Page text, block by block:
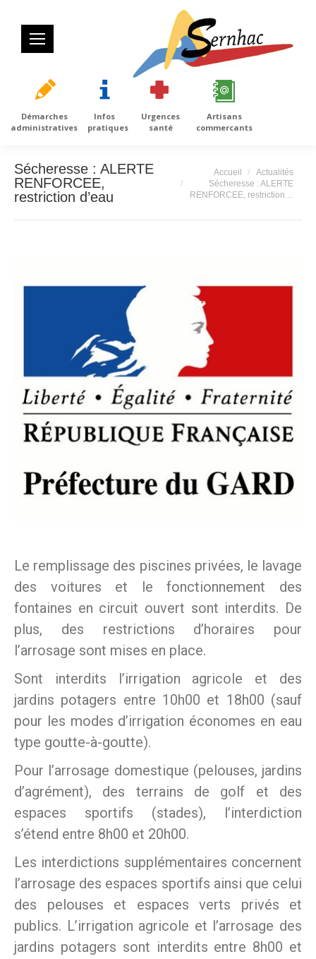
Démarches
administratives
Infos
pratiques
Urgences
santé
Artisans
commercants
Sécheresse : ALERTE
RENFORCEE,
restriction d’eau
Vous êtes ici :
Accueil
Actualités
Sécheresse : ALERTE
RENFORCEE, restriction…
Le remplissage des piscines privées, le lavage
des voitures et le fonctionnement des
fontaines en circuit ouvert sont interdits. De
plus, des restrictions d’horaires pour
l’arrosage sont mises en place.
Sont interdits l’irrigation agricole et des
jardins potagers entre 10h00 et 18h00 (sauf
pour les modes d’irrigation économes en eau
type goutte-à-goutte).
Pour l’arrosage domestique (pelouses, jardins
d’agrément), des terrains de golf et des
espaces sportifs (stades), l’interdiction
s’étend entre 8h00 et 20h00.
Les interdictions supplémentaires concernent
l’arrosage des espaces sportifs ainsi que celui
des pelouses et espaces verts privés et
publics. L’irrigation agricole et l’arrosage des
jardins potagers sont interdits entre 8h00 et